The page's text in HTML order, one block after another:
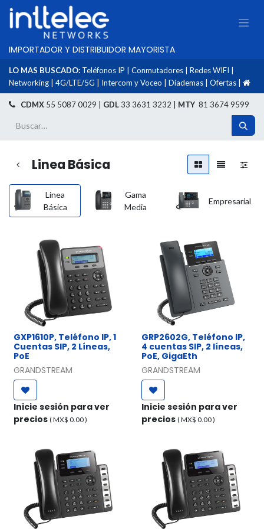
IMPORTADOR Y DISTRIBUIDOR MAYORISTA
LO MAS BUSCADO: Teléfonos IP Conmutadores Redes WIFI
Networking
4G/LTE/5G Intercom y Voceo Diademas Ofertas
CDMX 55 5087 0029 | GDL33 3631 3232 | MTY 81 3674 9599
Linea Básica
Linea
Básica
Gama
Media
Empresarial
GXP1610P, Teléfono IP, 1
Cuentas SIP, 2 Líneas,
PoE
GRANDSTREAM
Inicie sesión para ver
precios ( MX$ 0.00)
GRP2602G, Teléfono IP,
4 cuentas SIP, 2 líneas,
PoE, GigaEth
GRANDSTREAM
Inicie sesión para ver
precios ( MX$ 0.00)